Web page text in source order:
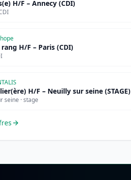
H/F – Annecy (CDI)
H/F – Paris (CDI)
H/F – Neuilly sur seine (STAGE)
seine · stage